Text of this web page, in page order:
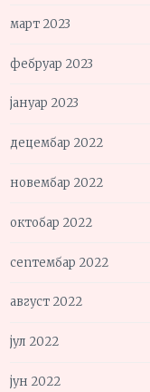
март 2023
фебруар 2023
јануар 2023
децембар 2022
новембар 2022
октобар 2022
септембар 2022
август 2022
јул 2022
јун 2022